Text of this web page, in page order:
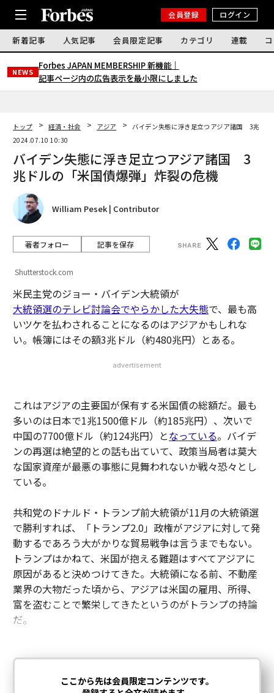
会員登録 ログイン
新着記事 人気記事 会員限定記事 カテゴリ 連載
NEWS
Forbes JAPAN MEMBERSHIP 新機能｜
記事ページ内の広告表示を最小限にしました
トップ 経済・社会 アジア
バイデン失態に浮き足立つアジア諸国 3兆ド
2024.07.10 10:30
バイデン失態に浮き足立つアジア諸国 3
兆ドルの「米国債爆弾」炸裂の危機
William Pesek | Contributor
著者フォロー 記事を保存
Shutterstock.com
米民主党のジョー・バイデン大統領が
大統領選のテレビ討論会でやらかした大失態で、最も高
いツケを払わされることになるのはアジアかもしれな
い。帳簿にはその額3兆ドル（約480兆円）とある。
advertisement
これはアジアの主要国が保有する米国債の総額だ。最も
多いのは日本で1兆1500億ドル（約185兆円）、次いで
中国の7700億ドル（約124兆円）となっている。バイデ
ンの再選は絶望的との話も出ていて、政策当局者は莫大
な国家資産が最悪の事態に見舞われないか戦々恐々とし
ている。
共和党のドナルド・トランプ前大統領が11月の大統領選
で勝利すれば、「トランプ2.0」政権がアジアに対して発
動するであろう大がかりな貿易戦争は言うまでもない。
トランプはかねて、米国が抱える難題はすべてアジアに
原因があると決めつけてきた。大統領になる前、不動産
業界の大物だった頃から、アジアは米国の雇用、所得、
富を盗むことで繁栄してきたというのがトランプの持論
だ。